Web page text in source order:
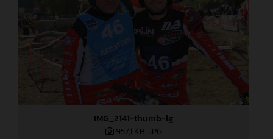
IMG_2141-thumb-lg
957,1 KB .JPG